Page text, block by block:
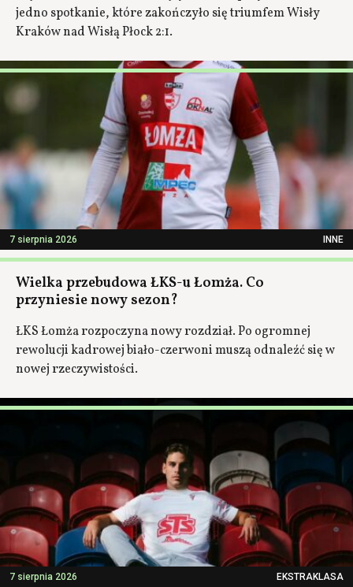
jedno spotkanie, które zakończyło się triumfem Wisły
Kraków nad Wisłą Płock 2:1.
7 sierpnia 2026 INNE
Wielka przebudowa ŁKS-u Łomża. Co
przyniesie nowy sezon?
ŁKS Łomża rozpoczyna nowy rozdział. Po ogromnej
rewolucji kadrowej biało-czerwoni muszą odnaleźć się w
nowej rzeczywistości.
7 sierpnia 2026 EKSTRAKLASA